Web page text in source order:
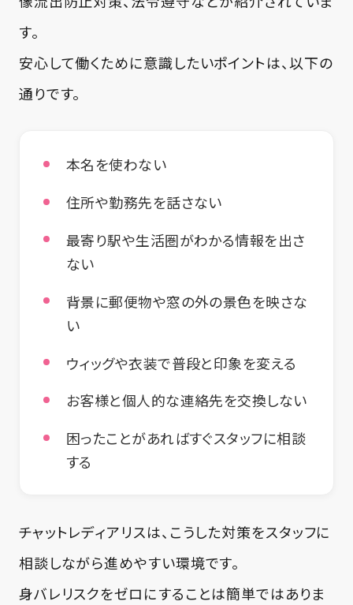
す。
安心して働くために意識したいポイントは、以下の
通りです。
本名を使わない
住所や勤務先を話さない
最寄り駅や生活圏がわかる情報を出さ
ない
背景に郵便物や窓の外の景色を映さな
い
ウィッグや衣装で普段と印象を変える
お客様と個人的な連絡先を交換しない
困ったことがあればすぐスタッフに相談
する
チャットレディアリスは、こうした対策をスタッフに
相談しながら進めやすい環境です。
身バレリスクをゼロにすることは簡単ではありま